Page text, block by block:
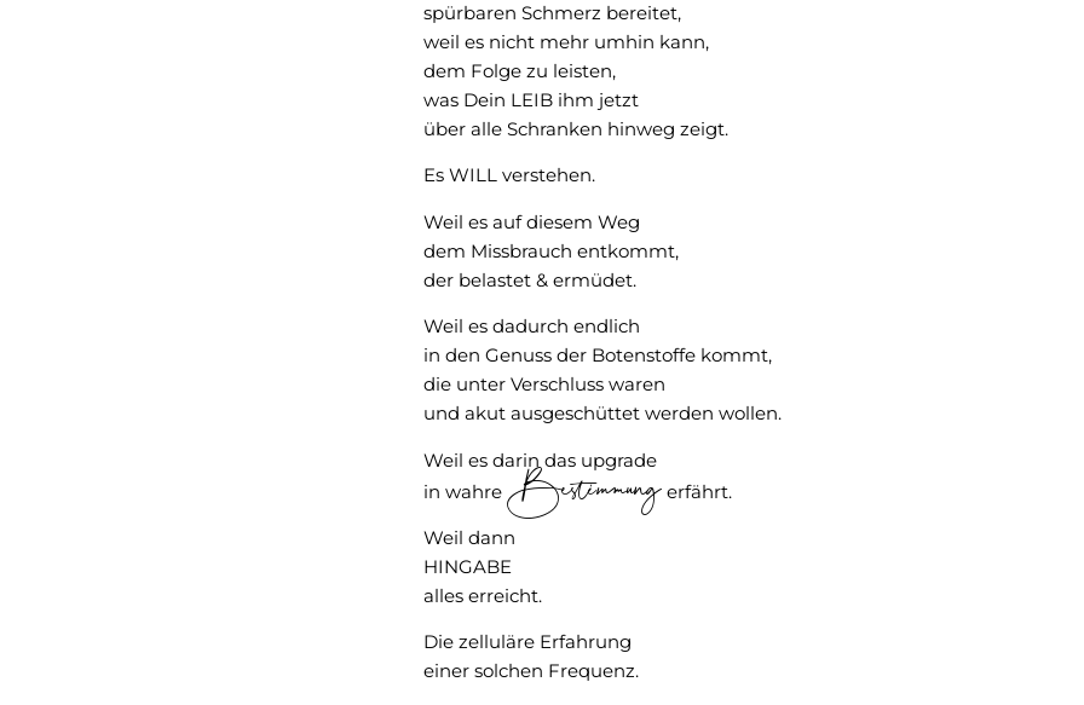
spürbaren Schmerz bereitet,
weil es nicht mehr umhin kann,
dem Folge zu leisten,
was Dein LEIB ihm jetzt
über alle Schranken hinweg zeigt.
Es WILL verstehen.
Weil es auf diesem Weg
dem Missbrauch entkommt,
der belastet & ermüdet.
Weil es dadurch endlich
in den Genuss der Botenstoffe kommt,
die unter Verschluss waren
und akut ausgeschüttet werden wollen.
Weil es darin das upgrade
in wahre Bestimmung erfährt.
Weil dann
HINGABE
alles erreicht.
Die zelluläre Erfahrung
einer solchen Frequenz.